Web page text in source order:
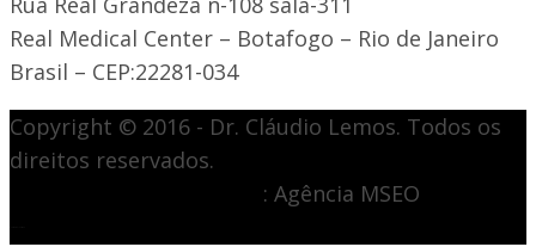
Real Medical Center – Botafogo – Rio de Janeiro
Brasil – CEP:22281-034
Copyright © 2016 - Dr. Cláudio Lemos. Todos os
direitos reservados.
: Agência MSEO